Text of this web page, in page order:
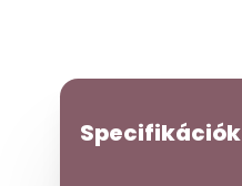
Specifikációk